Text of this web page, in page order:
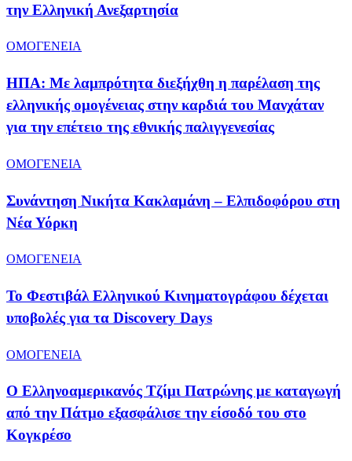
την Ελληνική Ανεξαρτησία
ΟΜΟΓΕΝΕΙΑ
ΗΠΑ: Με λαμπρότητα διεξήχθη η παρέλαση της
ελληνικής ομογένειας στην καρδιά του Μανχάταν
για την επέτειο της εθνικής παλιγγενεσίας
ΟΜΟΓΕΝΕΙΑ
Συνάντηση Νικήτα Κακλαμάνη – Ελπιδοφόρου στη
Νέα Υόρκη
ΟΜΟΓΕΝΕΙΑ
Το Φεστιβάλ Ελληνικού Κινηματογράφου δέχεται
υποβολές για τα Discovery Days
ΟΜΟΓΕΝΕΙΑ
Ο Ελληνοαμερικανός Τζίμι Πατρώνης με καταγωγή
από την Πάτμο εξασφάλισε την είσοδό του στο
Κογκρέσο